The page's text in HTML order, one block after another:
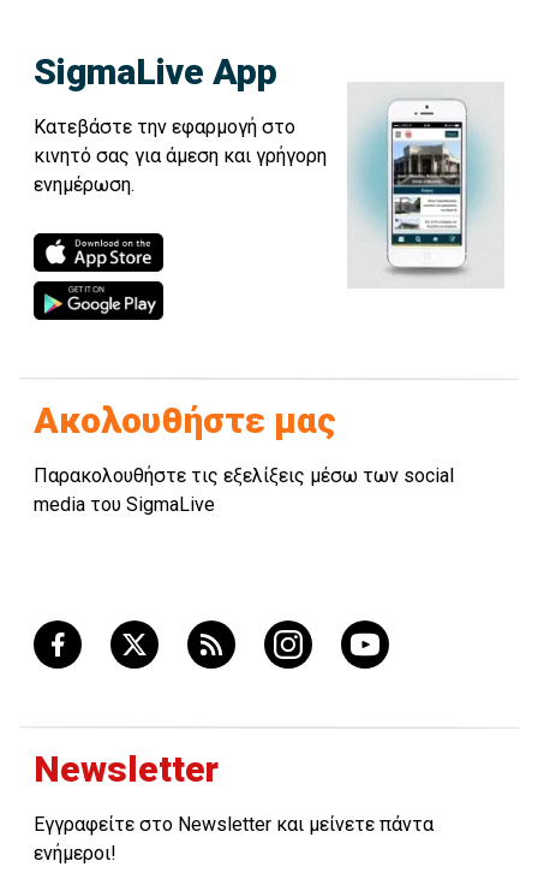
SigmaLive App
Κατεβάστε την εφαρμογή στο
κινητό σας για άμεση και γρήγορη
ενημέρωση.
Ακολουθήστε μας
Παρακολουθήστε τις εξελίξεις μέσω των social
media του SigmaLive
Newsletter
Εγγραφείτε στο Newsletter και μείνετε πάντα
ενήμεροι!